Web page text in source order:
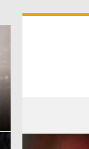
كرة سلة
رياضة نسائية